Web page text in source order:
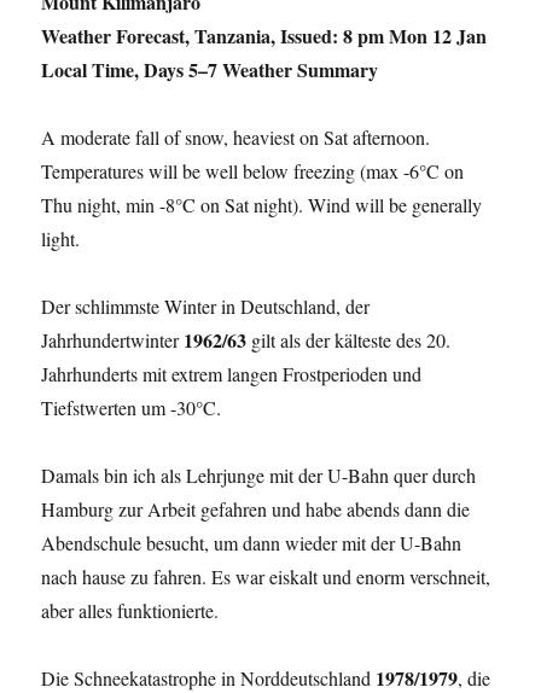
Weather Forecast, Tanzania, Issued: 8 pm Mon 12 Jan
Local Time, Days 5–7 Weather Summary
A moderate fall of snow, heaviest on Sat afternoon.
Temperatures will be well below freezing (max -6°C on
Thu night, min -8°C on Sat night). Wind will be generally
light.
Der schlimmste Winter in Deutschland, der
Jahrhundertwinter1962/63 gilt als der kälteste des 20.
Jahrhunderts mit extrem langen Frostperioden und
Tiefstwerten um -30°C.
Damals bin ich als Lehrjunge mit der U-Bahn quer durch
Hamburg zur Arbeit gefahren und habe abends dann die
Abendschule besucht, um dann wieder mit der U-Bahn
nach hause zu fahren. Es war eiskalt und enorm verschneit,
aber alles funktionierte.
Die Schneekatastrophe in Norddeutschland 1978/1979, die